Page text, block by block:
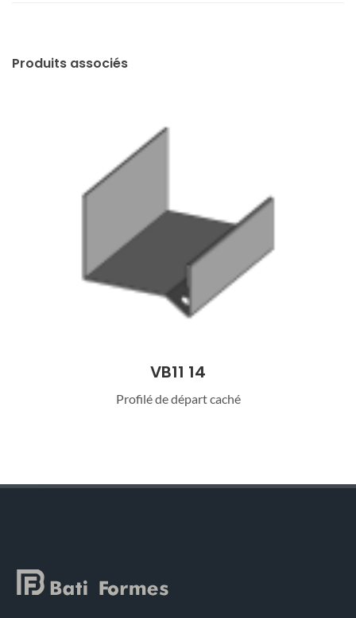
Produits associés
VB11 14
Profilé de départ caché